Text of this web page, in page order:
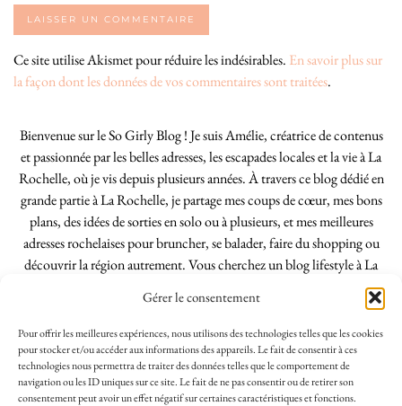
Gérer le consentement
Pour offrir les meilleures expériences, nous utilisons des technologies telles que les cookies
pour stocker et/ou accéder aux informations des appareils. Le fait de consentir à ces
technologies nous permettra de traiter des données telles que le comportement de
navigation ou les ID uniques sur ce site. Le fait de ne pas consentir ou de retirer son
consentement peut avoir un effet négatif sur certaines caractéristiques et fonctions.
Ce site utilise Akismet pour réduire les indésirables. En savoir plus sur
la façon dont les données de vos commentaires sont traitées.
Bienvenue sur le So Girly Blog ! Je suis Amélie, créatrice de contenus
et passionnée par les belles adresses, les escapades locales et la vie à La
Rochelle, où je vis depuis plusieurs années. À travers ce blog dédié en
grande partie à La Rochelle, je partage mes coups de cœur, mes bons
plans, des idées de sorties en solo ou à plusieurs, et mes meilleures
adresses rochelaises pour bruncher, se balader, faire du shopping ou
découvrir la région autrement. Vous cherchez un blog lifestyle à La
Rochelle, tenu par une locale ? Vous êtes au bon endroit. Que vous
soyez Rochelais·e ou de passage dans notre belle ville, j’espère que mes
articles vous aideront à profiter de La Rochelle comme un·e vrai·e
initié·e. !